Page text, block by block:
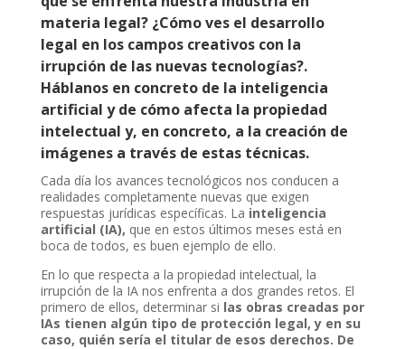
materia legal? ¿Cómo ves el desarrollo
legal en los campos creativos con la
irrupción de las nuevas tecnologías?.
Háblanos en concreto de la inteligencia
artificial y de cómo afecta la propiedad
intelectual y, en concreto, a la creación de
imágenes a través de estas técnicas.
Cada día los avances tecnológicos nos conducen a
realidades completamente nuevas que exigen
respuestas jurídicas específicas. La inteligencia
artificial (IA), que en estos últimos meses está en
boca de todos, es buen ejemplo de ello.
En lo que respecta a la propiedad intelectual, la
irrupción de la IA nos enfrenta a dos grandes retos. El
primero de ellos, determinar si las obras creadas por
IAs tienen algún tipo de protección legal, y en su
caso, quién sería el titular de esos derechos. De